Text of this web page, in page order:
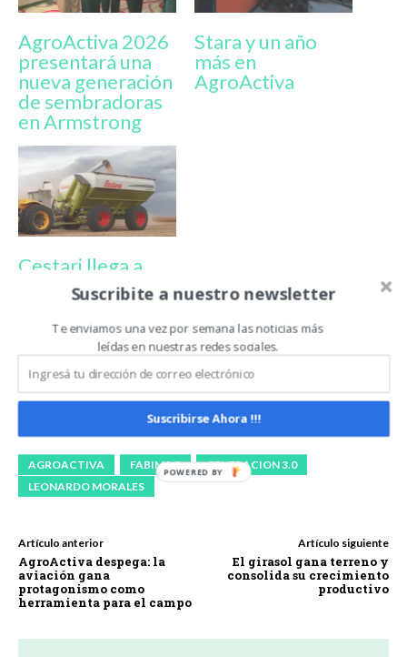
AgroActiva 2026
presentará una
nueva generación
de sembradoras
en Armstrong
Stara y un año
más en
AgroActiva
Cestari llega a
AgroActiva 2026
con lanzamientos,
tecnología
internacional y
una primicia para
el campo
argentino
AGROACTIVA FABIMAG
GENERACION 3.0
LEONARDO MORALES
Artículo anterior
AgroActiva despega: la
aviación gana
protagonismo como
herramienta para el campo
Artículo siguiente
El girasol gana terreno y
consolida su crecimiento
productivo
Suscribite a nuestro newsletter
Te enviamos una vez por semana las noticias más
leídas en nuestras redes sociales.
Suscribirse Ahora !!!